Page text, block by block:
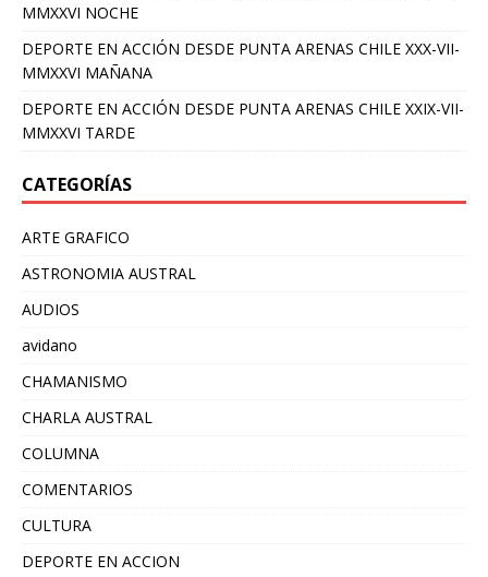
MMXXVI NOCHE
DEPORTE EN ACCIÓN DESDE PUNTA ARENAS CHILE XXX-VII-
MMXXVI MAÑANA
DEPORTE EN ACCIÓN DESDE PUNTA ARENAS CHILE XXIX-VII-
MMXXVI TARDE
CATEGORÍAS
ARTE GRAFICO
ASTRONOMIA AUSTRAL
AUDIOS
avidano
CHAMANISMO
CHARLA AUSTRAL
COLUMNA
COMENTARIOS
CULTURA
DEPORTE EN ACCION